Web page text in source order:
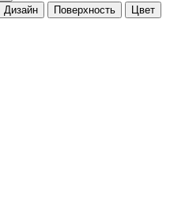
Дизайн Поверхность
Цвет